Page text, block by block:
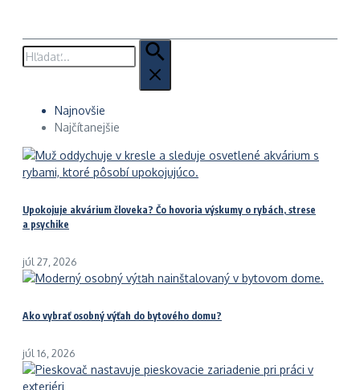
Hľadať:
Najnovšie
Najčítanejšie
Upokojuje akvárium človeka? Čo hovoria výskumy o rybách, strese
a psychike
júl 27, 2026
Ako vybrať osobný výťah do bytového domu?
júl 16, 2026